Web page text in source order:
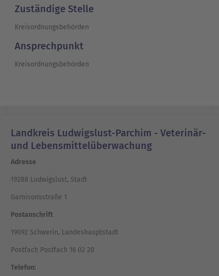
Zuständige Stelle
Kreisordnungsbehörden
Ansprechpunkt
Kreisordnungsbehörden
Landkreis Ludwigslust-Parchim - Veterinär-
und Lebensmittelüberwachung
Adresse
19288 Ludwigslust, Stadt
Garnisonsstraße 1
Postanschrift
19092 Schwerin, Landeshauptstadt
Postfach Postfach 16 02 20
Telefon: